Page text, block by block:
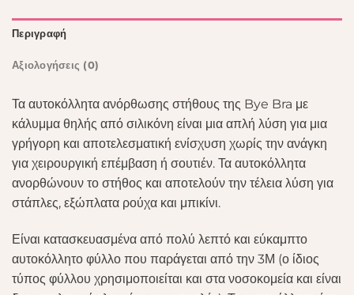
Περιγραφή
Αξιολογήσεις (0)
Τα αυτοκόλλητα ανόρθωσης στήθους της Bye Bra με
κάλυμμα θηλής από σιλικόνη είναι μια απλή λύση για μια
γρήγορη και αποτελεσματική ενίσχυση χωρίς την ανάγκη
για χειρουργική επέμβαση ή σουτιέν. Τα αυτοκόλλητα
ανορθώνουν το στήθος και αποτελούν την τέλεια λύση για
στάπλες, εξώπλατα ρούχα και μπικίνι.
Είναι κατασκευασμένα από πολύ λεπτό και εύκαμπτο
αυτοκόλλητο φύλλο που παράγεται από την 3Μ (ο ίδιος
τύπος φύλλου χρησιμοποιείται και στα νοσοκομεία και είναι